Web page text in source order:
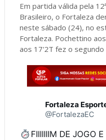
Em partida válida pela
Brasileiro, o Fortaleza
neste sábado (24), no
Fortaleza. Pochettino
aos 17'2T fez o segundo
Fortaleza
@FortalezaEC
FIIIIIIIM DE JOGO